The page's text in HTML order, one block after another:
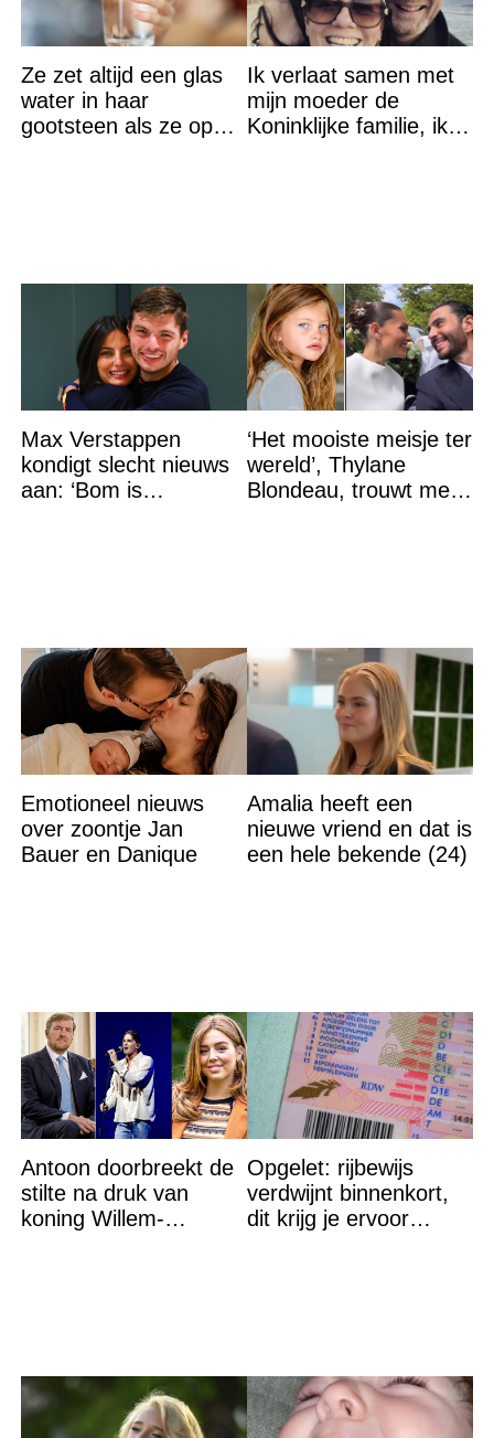
Ze zet altijd een glas
water in haar
gootsteen als ze op
Ik verlaat samen met
mijn moeder de
Koninklijke familie, ik
Max Verstappen
kondigt slecht nieuws
aan: ‘Bom is
‘Het mooiste meisje ter
wereld’, Thylane
Blondeau, trouwt met
Emotioneel nieuws
over zoontje Jan
Bauer en Danique
Amalia heeft een
nieuwe vriend en dat is
een hele bekende (24)
Antoon doorbreekt de
stilte na druk van
koning Willem-
Opgelet: rijbewijs
verdwijnt binnenkort,
dit krijg je ervoor